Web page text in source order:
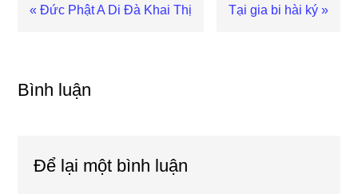
Bài
« Đức Phật A Di Đà Khai Thị
Bài
Tại gia bi hài ký »
Interactions
Bình luận
Để lại một bình luận